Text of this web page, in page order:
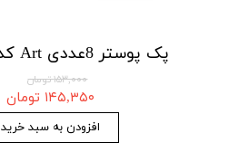
پک پوستر 8عددی Art کد atpack10
۱۵۳,۰۰۰ تومان
۱۴۵,۳۵۰ تومان
افزودن به سبد خرید